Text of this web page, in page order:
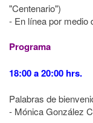
"Centenario")
- En línea por medio
Programa
18:00 a 20:00 hrs.
Palabras de
- Mónica González